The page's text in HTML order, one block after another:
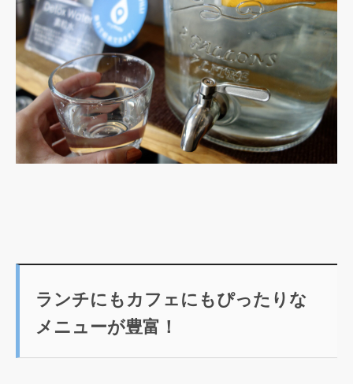
ランチにもカフェにもぴったりな
メニューが豊富！